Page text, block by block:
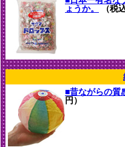
ょうか。
（税
■昔ながらの質
円）